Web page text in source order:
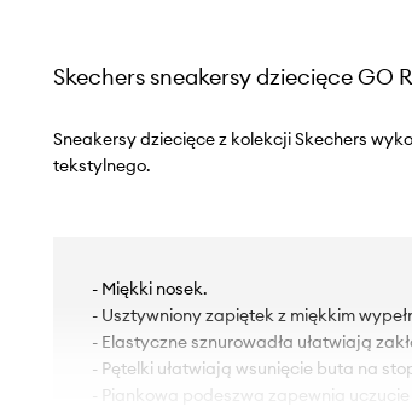
Skechers sneakersy dziecięce GO
Sneakersy dziecięce z kolekcji Skechers
tekstylnego.
- Miękki nosek.
- Usztywniony zapiętek z miękkim
- Elastyczne sznurowadła ułatwiają
- Pętelki ułatwiają wsunięcie buta na
- Piankowa podeszwa zapewnia